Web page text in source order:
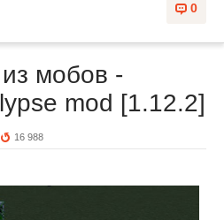
0
мобов -
mod [1.12.2]
16 988